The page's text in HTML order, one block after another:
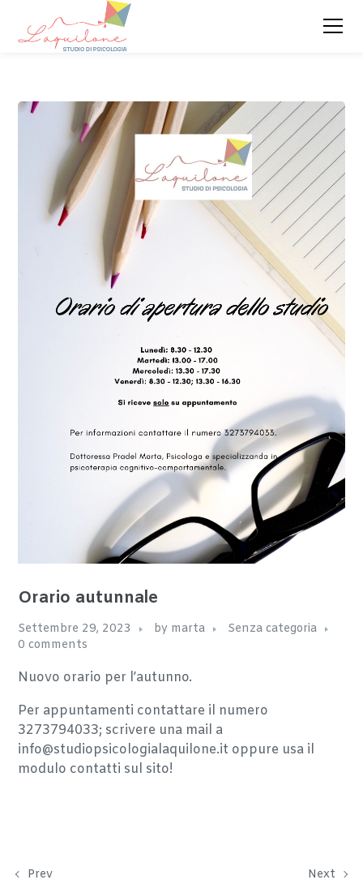
Orario autunnale
Settembre 29, 2023 by marta
Senza categoria
0 comments
Nuovo orario per l’autunno.
Per appuntamenti contattare il numero
3273794033; scrivere una mail a
info@studiopsicologialaquilone.it oppure usa il
modulo contatti sul sito!
Prev Next